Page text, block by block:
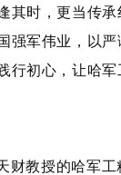
其时，更当传承
强军伟业，以严
行初心，让哈
财教授的哈军